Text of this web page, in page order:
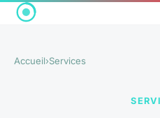
Accueil›Services